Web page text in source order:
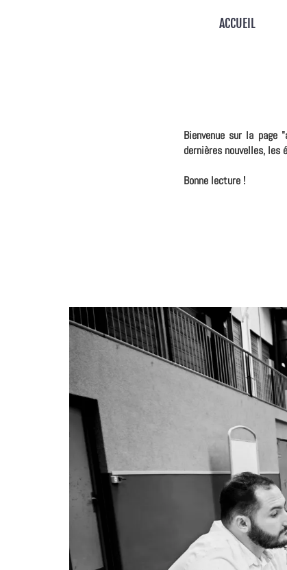
ACCUEIL
Bienvenue sur la page
dernières nouvelles,
Bonne lecture !